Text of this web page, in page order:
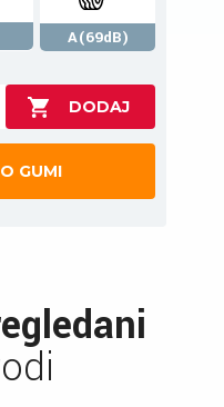
A(69dB)
GUMI